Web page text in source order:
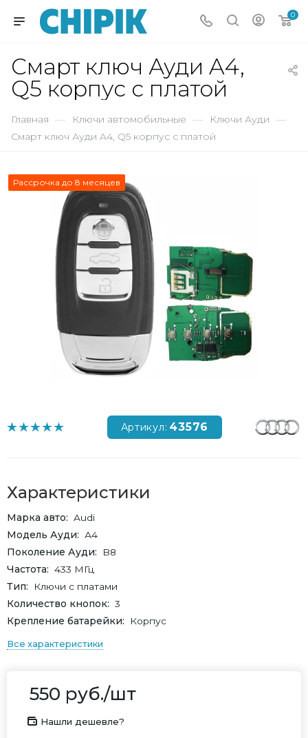
0
Смарт ключ Ауди A4,
Q5 корпус с платой
Главная — Ключи автомобильные — Ключи Ауди —
Смарт ключ Ауди A4, Q5 корпус с платой
Рассрочка до 8 месяцев
Артикул: 43576
Характеристики
Марка авто
Audi
Модель Ауди
А4
Поколение Ауди
B8
Частота
433 МГц
Тип
Ключи с платами
Количество кнопок
3
Крепление батарейки
Корпус
Все характеристики
550 руб./шт
Нашли дешевле?